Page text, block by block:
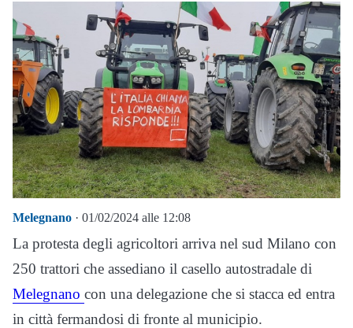
Melegnano · 01/02/2024 alle 12:08
La protesta degli agricoltori arriva nel sud Milano con
250 trattori che assediano il casello autostradale di
Melegnano con una delegazione che si stacca ed entra
in città fermandosi di fronte al municipio.